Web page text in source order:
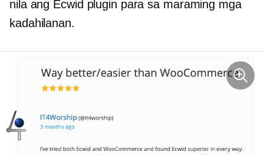
nila ang Ecwid plugin para sa maraming mga
kadahilanan.